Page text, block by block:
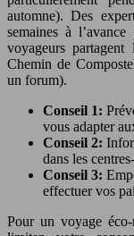
automne). Des
semaines à
voyageurs
Chemin de
un forum).
Conseil 1:
vous adapter
Conseil 2:
dans les
Conseil 3:
effectuer vos
Pour un voyage